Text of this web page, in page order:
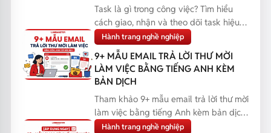
Task là gì trong công việc? Tìm hiểu
cách giao, nhận và theo dõi task hiệu
quả, giúp bạn q...
Hành trang nghề nghiệp
9+ MẪU EMAIL TRẢ LỜI THƯ MỜI
LÀM VIỆC BẰNG TIẾNG ANH KÈM
BẢN DỊCH
Tham khảo 9+ mẫu email trả lời thư mời
làm việc bằng tiếng Anh kèm bản dịch,
giúp bạn phản...
Hành trang nghề nghiệp